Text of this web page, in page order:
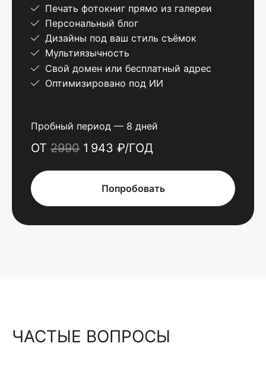
Печать фотокниг прямо из галереи
Персональный блог
Дизайны под ваш стиль съёмок
Мультиязычность
Свой домен или бесплатный адрес
Оптимизировано под ИИ
Пробный период — 8 дней
ОТ 2990 1 943 ₽/ГОД
Попробовать
ЧАСТЫЕ ВОПРОСЫ